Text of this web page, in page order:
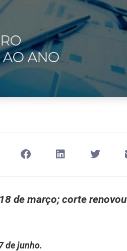
de março; corte renovou
de junho.